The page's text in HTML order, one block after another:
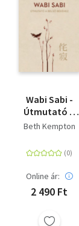
Wabi Sabi -
Útmutató a
belső békéhez
Beth Kempton
Online ár:
2 490 Ft